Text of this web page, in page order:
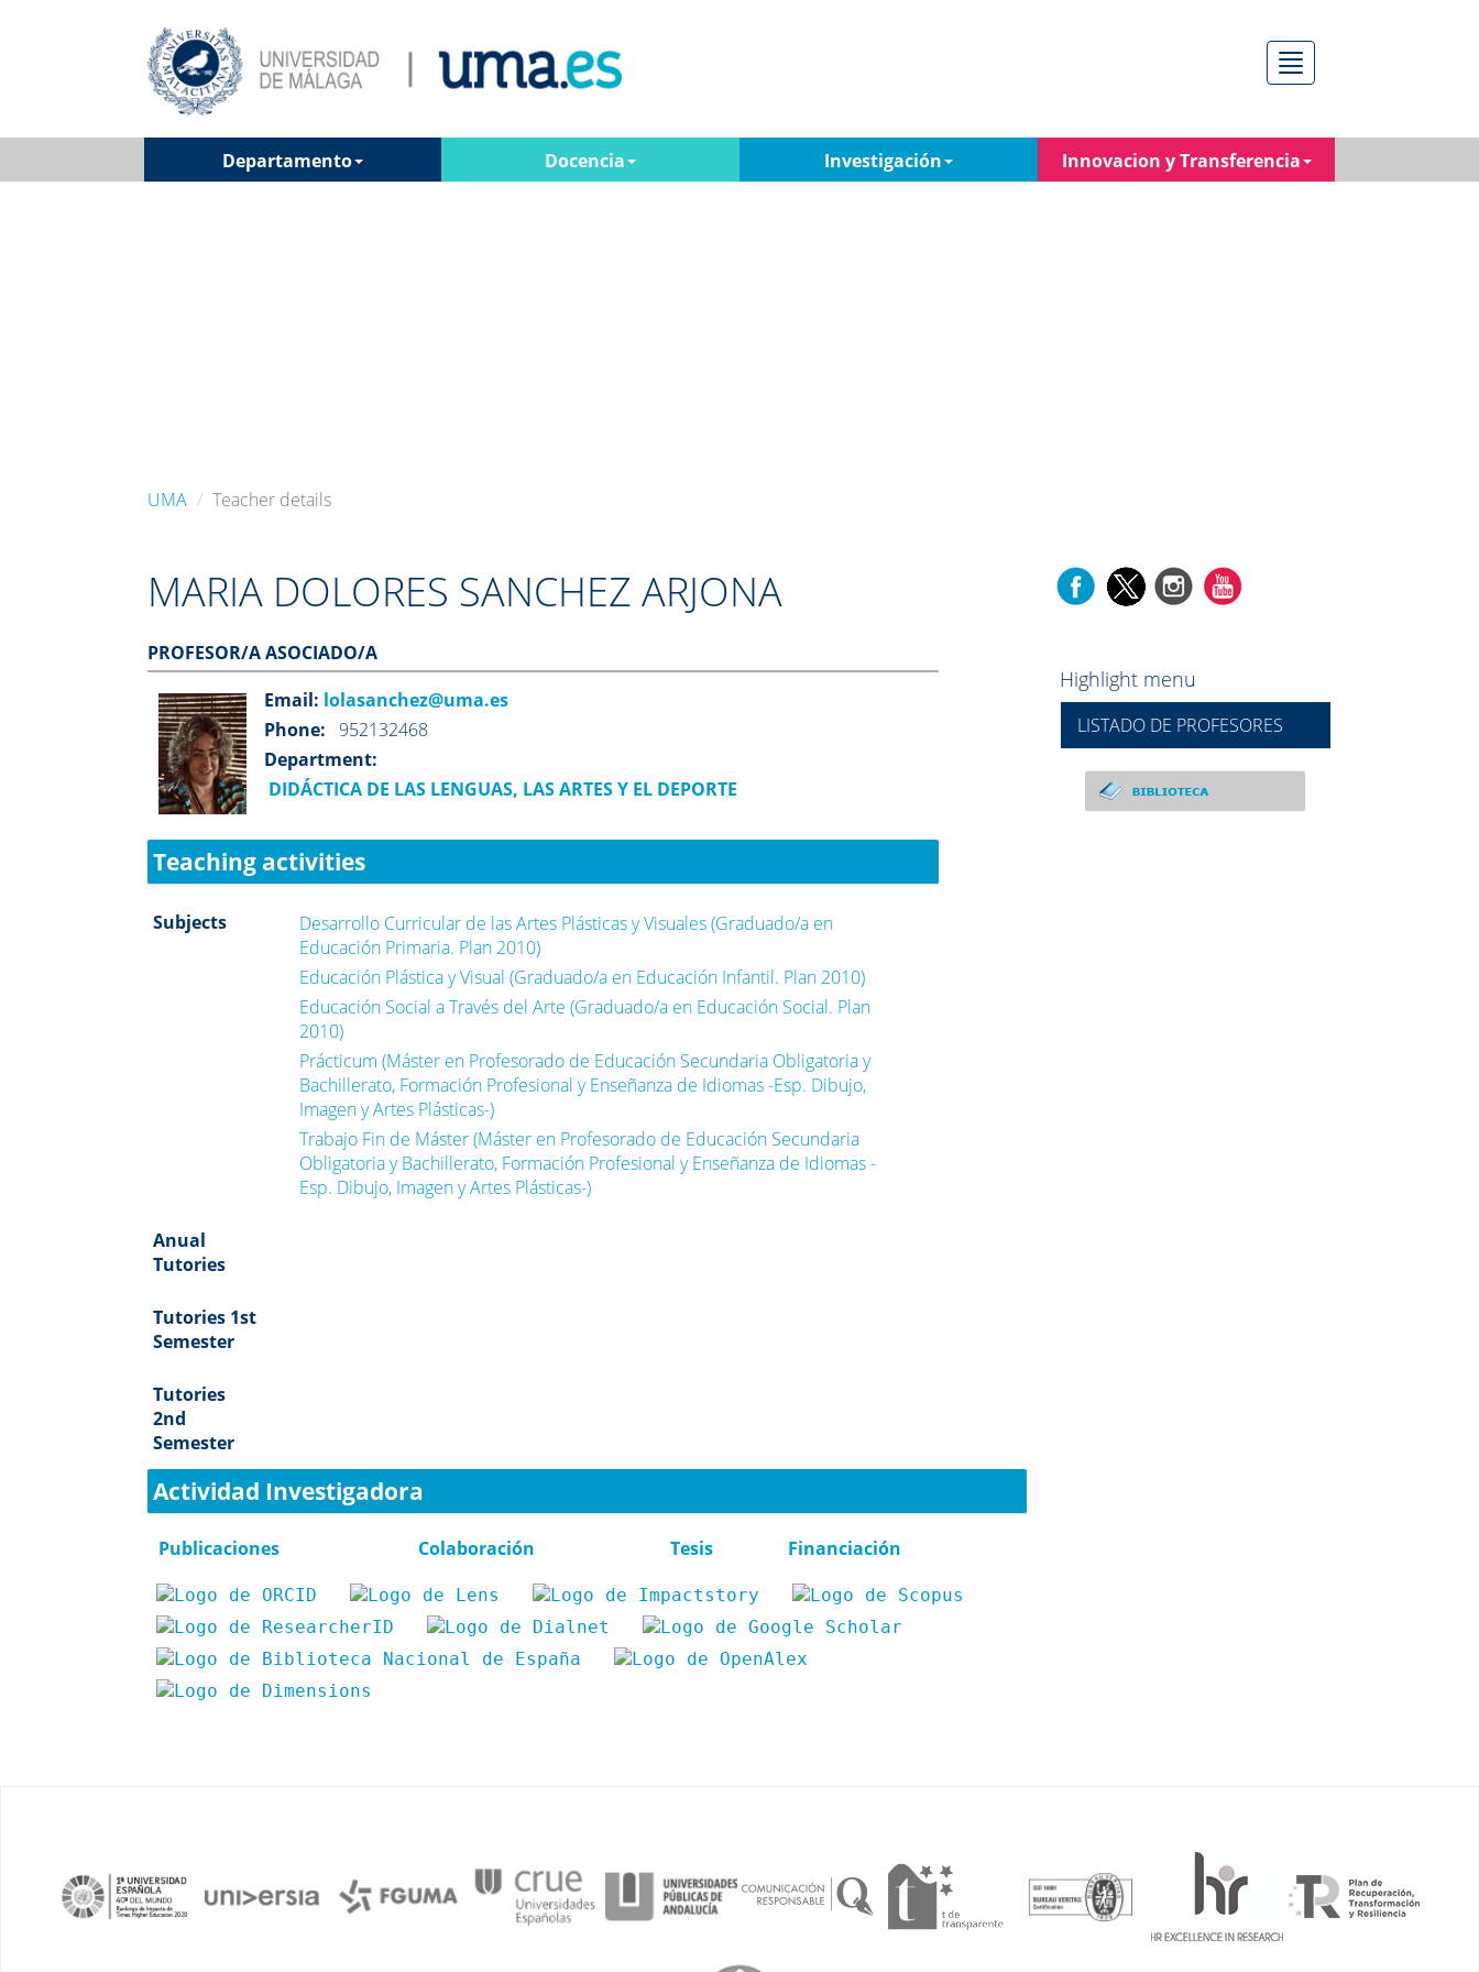
Menú
Departamento Docencia Investigación Innovacion y Transferencia
UMA Teacher details
MARIA DOLORES SANCHEZ ARJONA
PROFESOR/A ASOCIADO/A
Email: lolasanchez@uma.es
Phone: 952132468
Department:
DIDÁCTICA DE LAS LENGUAS, LAS ARTES Y EL DEPORTE
Teaching activities
Subjects
Desarrollo Curricular de las Artes Plásticas y Visuales (Graduado/a en
Educación Primaria. Plan 2010)
Educación Plástica y Visual (Graduado/a en Educación Infantil. Plan 2010)
Educación Social a Través del Arte (Graduado/a en Educación Social. Plan
2010)
Prácticum (Máster en Profesorado de Educación Secundaria Obligatoria y
Bachillerato, Formación Profesional y Enseñanza de Idiomas -Esp. Dibujo,
Imagen y Artes Plásticas-)
Trabajo Fin de Máster (Máster en Profesorado de Educación Secundaria
Obligatoria y Bachillerato, Formación Profesional y Enseñanza de Idiomas -
Esp. Dibujo, Imagen y Artes Plásticas-)
Anual
Tutories
Tutories 1st
Semester
Tutories
2nd
Semester
Actividad Investigadora
Publicaciones Colaboración Tesis Financiación
Highlight menu
LISTADO DE PROFESORES